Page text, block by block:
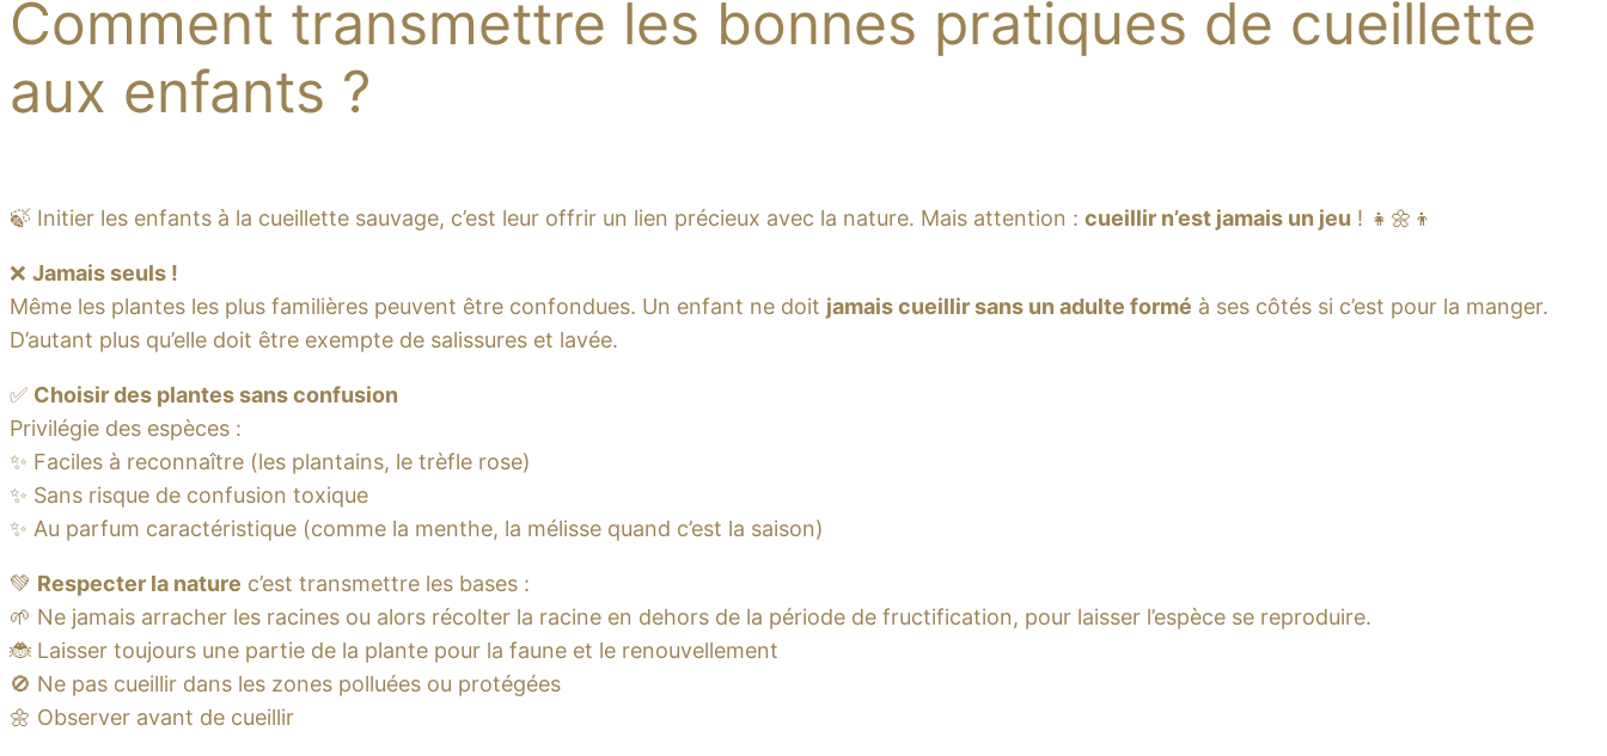
Comment transmettre les bonnes pratiques de cueillette
aux enfants ?
🍃 Initier les enfants à la cueillette sauvage, c’est leur offrir un lien précieux avec la nature. Mais attention : cueillir n’est jamais un jeu ! 👧🌼👦
❌ Jamais seuls !
Même les plantes les plus familières peuvent être confondues. Un enfant ne doit jamais cueillir sans un adulte formé à ses côtés si c’est pour la manger.
D’autant plus qu’elle doit être exempte de salissures et lavée.
✅ Choisir des plantes sans confusion
Privilégie des espèces :
✨ Faciles à reconnaître (les plantains, le trèfle rose)
✨ Sans risque de confusion toxique
✨ Au parfum caractéristique (comme la menthe, la mélisse quand c’est la saison)
💚 Respecter la nature c’est transmettre les bases :
🌱 Ne jamais arracher les racines ou alors récolter la racine en dehors de la période de fructification, pour laisser l’espèce se reproduire.
🐞 Laisser toujours une partie de la plante pour la faune et le renouvellement
🚫 Ne pas cueillir dans les zones polluées ou protégées
🌼 Observer avant de cueillir